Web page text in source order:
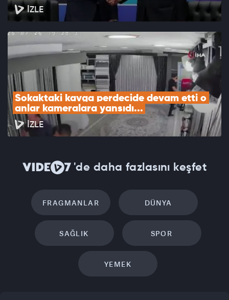
İZLE
Sokaktaki kavga perdecide devam etti o
anlar kameralara yansıdı...
İZLE
'de daha fazlasını keşfet
FRAGMANLAR DÜNYA
SAĞLIK SPOR
YEMEK